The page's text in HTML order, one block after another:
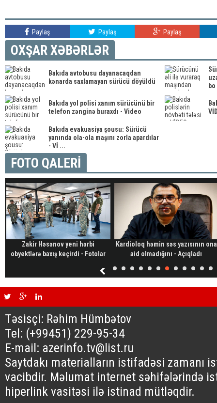
Paylaş Paylaş Paylaş
OXŞAR XƏBƏRLƏR
Bakıda avtobusu dayanacaqdan
kənarda saxlamayan sürücü döyüldü
Bakıda yol polisi xanım sürücünü bir
telefon zənginə buraxdı - Video
Bakıda evakuasiya şousu: Sürücü
yanında ola-ola maşını zorla apardılar
- Vİ ...
FOTO QALERİ
Zakir Həsənov yeni hərbi
obyektlərə baxış keçirdi - Fotolar
Kardioloq həmin səs yazısının ona
aid olmadığını - Açıqladı
Təsisçi: Rəhim Hümbətov
Tel: (+99451) 229-95-34
E-mail: azerinfo.tv@list.ru
Saytdakı materialların istifadəsi zamanı
vacibdir. Məlumat internet səhifələrində
hiperlink vasitəsi ilə istinad mütləqdir.